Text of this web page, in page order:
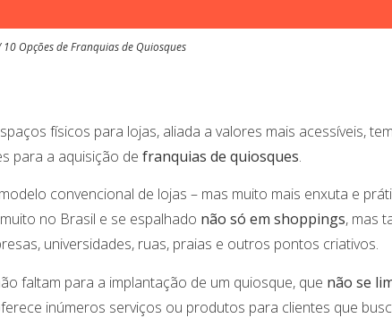
10 Opções de Franquias de Quiosques
físicos para lojas, aliada a valores mais acessíveis,
para a aquisição de franquias de quiosques.
convencional de lojas – mas muito mais enxuta e
no Brasil e se espalhado não só em shoppings, mas
universidades, ruas, praias e outros pontos criativos.
faltam para a implantação de um quiosque, que não se
inúmeros serviços ou produtos para clientes que